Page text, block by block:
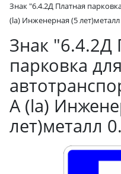
Знак "6.4.2Д Платная
(la) Инженерная (5
Знак "6.4.2Д
парковка для
А (la)
лет)металл